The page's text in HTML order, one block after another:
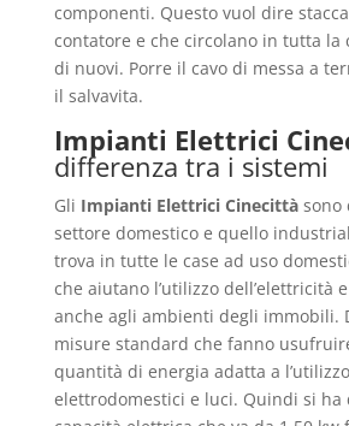
componenti. Questo vuol dire
contatore e che circolano in tutta la
di nuovi. Porre il cavo di messa a
il salvavita.
Impianti Elettrici
differenza tra i sistemi
Gli Impianti Elettrici Cinecittàsono
settore domestico e quello
trova in tutte le case ad uso
che aiutano l’utilizzo dell’elettricità
anche agli ambienti degli immobili.
misure standard che fanno
quantità di energia adatta a
elettrodomestici e luci. Quindi si ha